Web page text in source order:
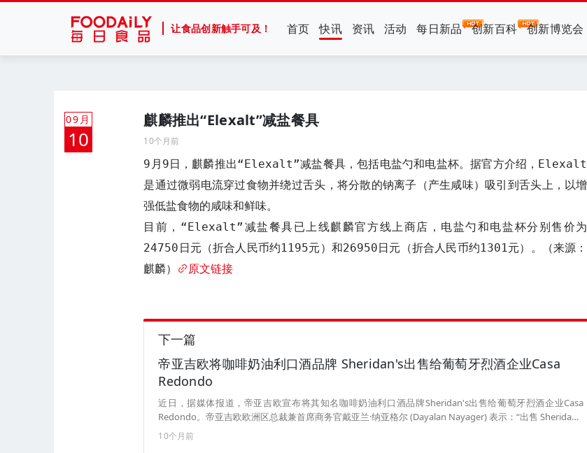
让食品创新触手可及！ 首页 快讯 资讯 活动 每日新品 创新百科 创新博览会
09月
10
麒麟推出“Elexalt”减盐餐具
10个月前
9月9日，麒麟推出“Elexalt”减盐餐具，包括电盐勺和电盐杯。据官方介绍，Elexalt
是通过微弱电流穿过食物并绕过舌头，将分散的钠离子（产生咸味）吸引到舌头上，以增
强低盐食物的咸味和鲜味。
目前，“Elexalt”减盐餐具已上线麒麟官方线上商店，电盐勺和电盐杯分别售价为
24750日元（折合人民币约1195元）和26950日元（折合人民币约1301元）。（来源：
麒麟）
原文链接
下一篇
帝亚吉欧将咖啡奶油利口酒品牌 Sheridan's出售给葡萄牙烈酒企业Casa
Redondo
近日，据媒体报道，帝亚吉欧宣布将其知名咖啡奶油利口酒品牌Sheridan's出售给葡萄牙烈酒企业Casa
Redondo。帝亚吉欧欧洲区总裁兼首席商务官戴亚兰·纳亚格尔 (Dayalan Nayager) 表示：“出售 Sheridan's
是我们高度重视有效投资组合管理和最大化股东价值的又一例证。” 据悉，帝亚吉欧正更加专注于其在高端
烈酒市场的核心优势，此前已将其朗姆酒品牌Cacique、委内瑞拉朗姆酒品牌Pampero 以及水果味利口酒
10个月前